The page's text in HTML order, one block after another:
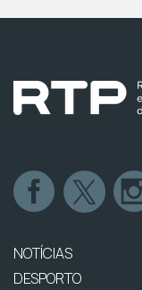
NOTÍCIAS
DESPORTO